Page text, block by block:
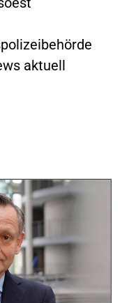
aktuell